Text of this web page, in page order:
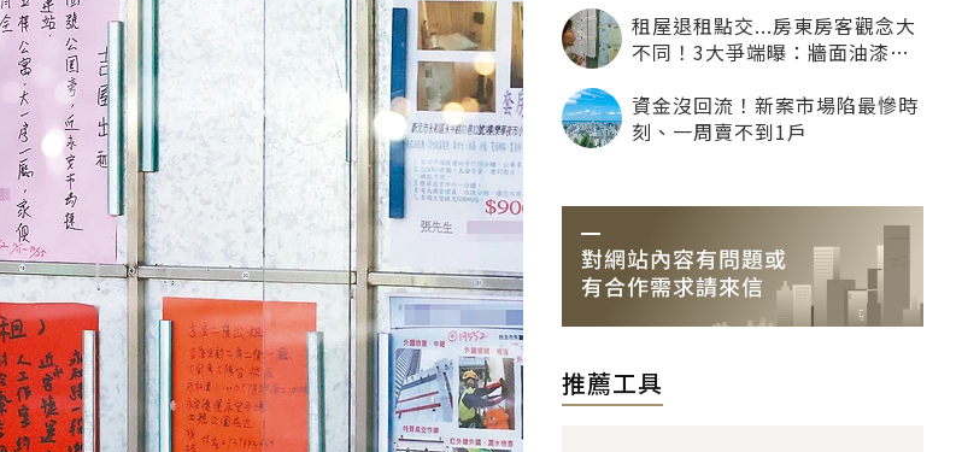
租屋退租點交...房東房客觀念大
不同！3大爭端曝：牆面油漆、
資金沒回流！新案市場陷最慘時
刻、一周賣不到1戶
推薦工具